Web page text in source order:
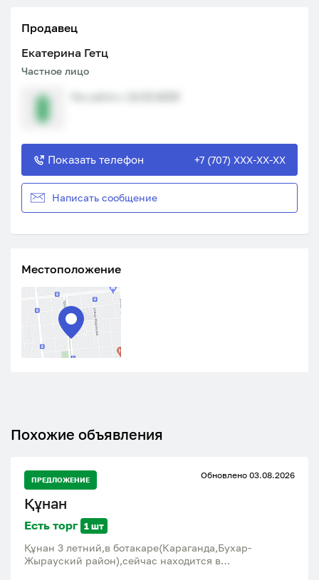
Продавец
Екатерина Гетц
Частное лицо
Показать телефон +7 (707) XXX-XX-XX
Написать сообщение
Местоположение
Похожие объявления
ПРЕДЛОЖЕНИЕ Обновлено 03.08.2026
Құнан
Есть торг 1 шт
Құнан 3 летний,в ботакаре(Караганда,Бухар-
Жырауский район),сейчас находится в